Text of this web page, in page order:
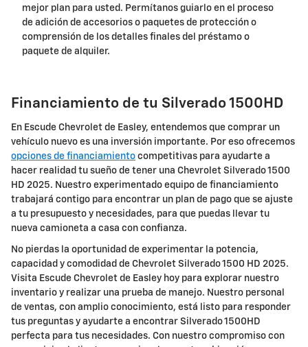
mejor plan para usted. Permítanos guiarlo en el proceso
de adición de accesorios o paquetes de protección o
comprensión de los detalles finales del préstamo o
paquete de alquiler.
Financiamiento de tu Silverado 1500HD
En Escude Chevrolet de Easley, entendemos que comprar un
vehículo nuevo es una inversión importante. Por eso ofrecemos
opciones de financiamiento competitivas para ayudarte a
hacer realidad tu sueño de tener una Chevrolet Silverado 1500
HD 2025. Nuestro experimentado equipo de financiamiento
trabajará contigo para encontrar un plan de pago que se ajuste
a tu presupuesto y necesidades, para que puedas llevar tu
nueva camioneta a casa con confianza.
No pierdas la oportunidad de experimentar la potencia,
capacidad y comodidad de Chevrolet Silverado 1500 HD 2025.
Visita Escude Chevrolet de Easley hoy para explorar nuestro
inventario y realizar una prueba de manejo. Nuestro personal
de ventas, con amplio conocimiento, está listo para responder
tus preguntas y ayudarte a encontrar Silverado 1500HD
perfecta para tus necesidades. Con nuestro compromiso con